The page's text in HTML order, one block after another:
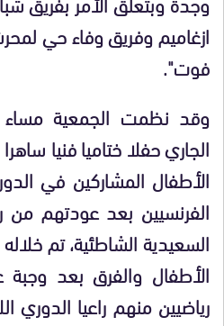
ازغاميم وفريق وفاء حي
فوت".
الجاري حفلا ختاميا فنيا
الأطفال المشاركين في
الفرنسيين بعد عودتهم من
السعيدية الشاطئية، تم
الأطفال والفرق بعد
رياضيين منهم راعيا الدوري